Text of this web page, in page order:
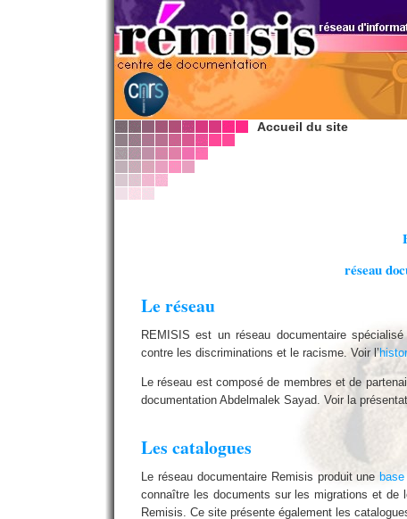
Accueil du site
réseau
Le réseau
REMISIS est un réseau documentaire
contre les discriminations et le racisme. Voir l’
Le réseau est composé de membres et de
documentation Abdelmalek Sayad. Voir la
Les catalogues
Le réseau documentaire Remisis produit une
connaître les documents sur les migrations et de
Remisis. Ce site présente également les